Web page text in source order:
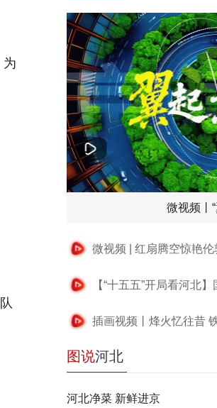
为
微视频丨
插画视频丨烽火忆往昔
图说河北
河北净菜 新鲜进京